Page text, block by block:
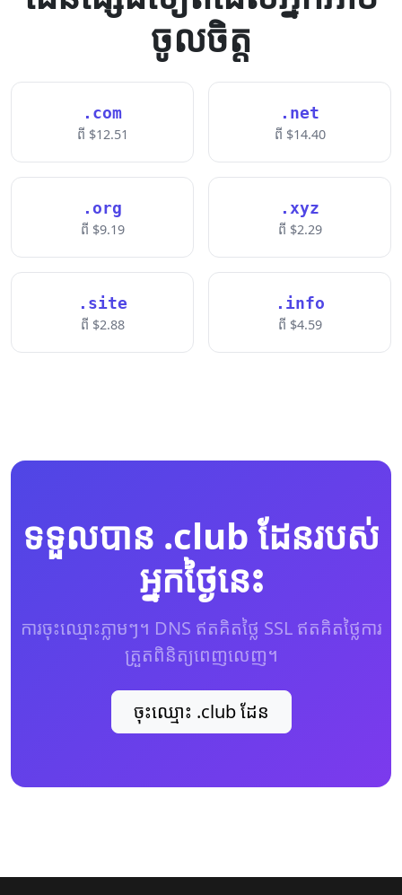
ចូលចិត្ត
.com
ពី $12.51
.net
ពី $14.40
.org
ពី $9.19
.xyz
ពី $2.29
.site
ពី $2.88
.info
ពី $4.59
ទទួលបាន .club ដែនរបស់
អ្នកថ្ងៃនេះ
ការចុះឈ្មោះភ្លាមៗ។ DNS ឥតគិតថ្លៃ SSL ឥតគិតថ្លៃការ
ត្រួតពិនិត្យពេញលេញ។
ចុះឈ្មោះ .club ដែន